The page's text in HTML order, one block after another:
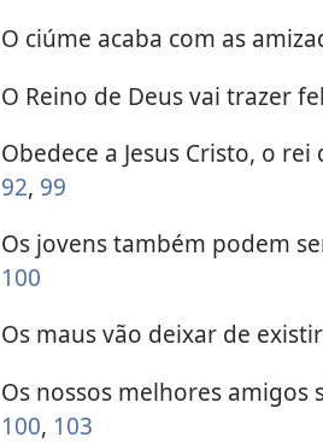
O ciúme acaba com as
O Reino de Deus vai trazer
Obedece a Jesus Cristo, o
92, 99
Os jovens também podem
100
Os maus vão deixar de existir
Os nossos melhores amigos
100, 103